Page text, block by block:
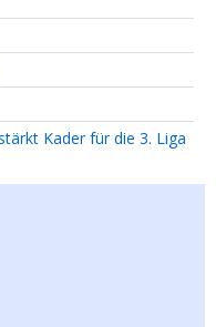
Kader für die 3. Liga